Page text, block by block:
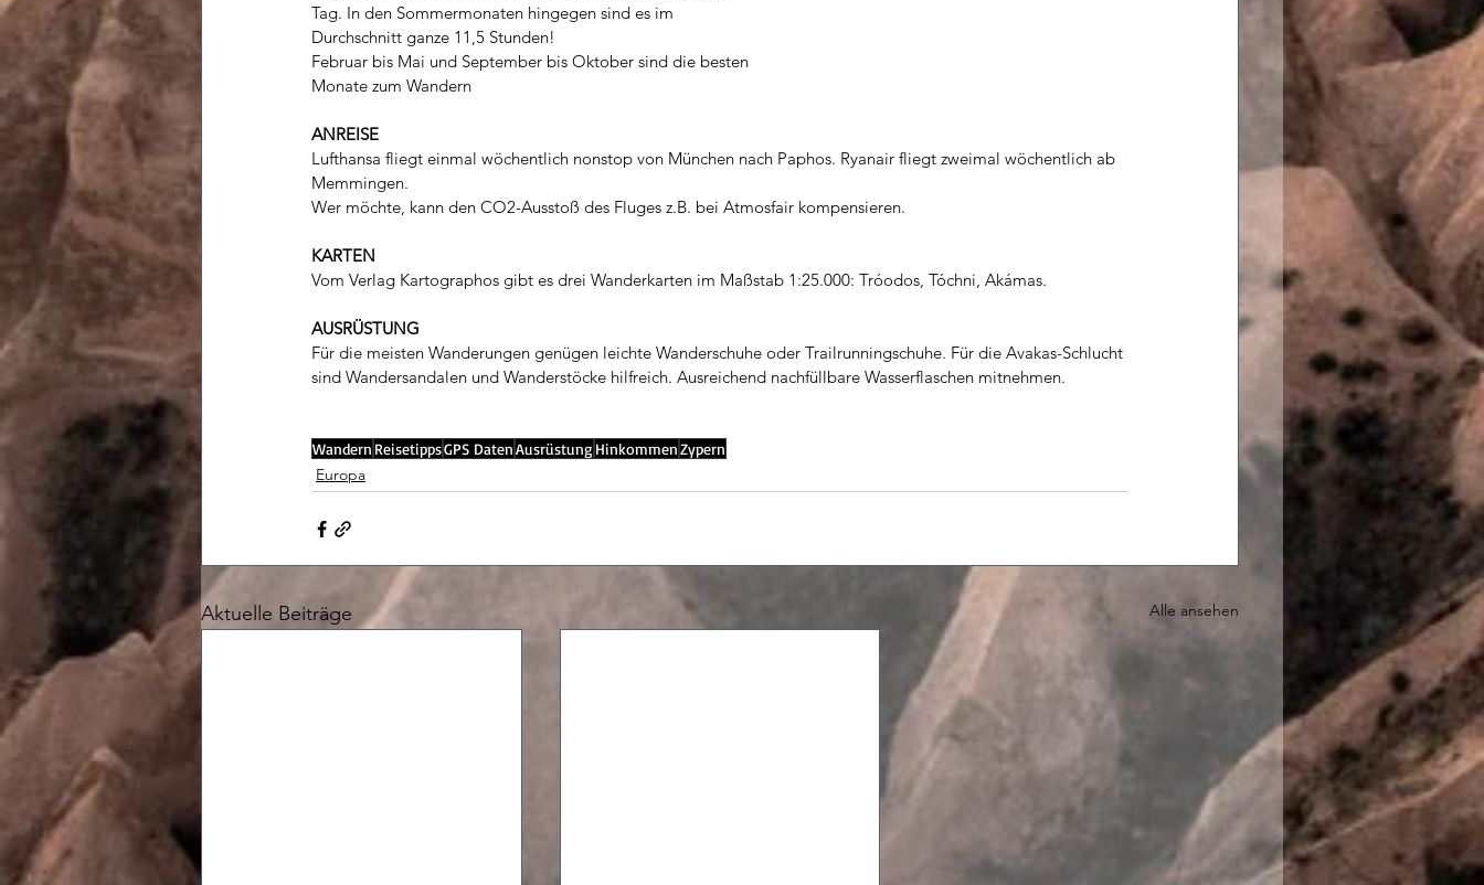
Tag. In den Sommermonaten hingegen sind es im
Durchschnitt ganze 11,5 Stunden!
Februar bis Mai und September bis Oktober sind die besten
Monate zum Wandern
ANREISE
Lufthansa fliegt einmal wöchentlich nonstop von München nach Paphos. Ryanair fliegt zweimal wöchentlich ab
Memmingen.
Wer möchte, kann den CO2-Ausstoß des Fluges z.B. bei Atmosfair kompensieren.
KARTEN
Vom Verlag Kartographos gibt es drei Wanderkarten im Maßstab 1:25.000: Tróodos, Tóchni, Akámas.
AUSRÜSTUNG
Für die meisten Wanderungen genügen leichte Wanderschuhe oder Trailrunningschuhe. Für die Avakas-Schlucht
sind Wandersandalen und Wanderstöcke hilfreich. Ausreichend nachfüllbare Wasserflaschen mitnehmen.
Wandern ReisetippsGPS DatenAusrüstung HinkommenZypern
Europa
Aktuelle Beiträge Alle ansehen